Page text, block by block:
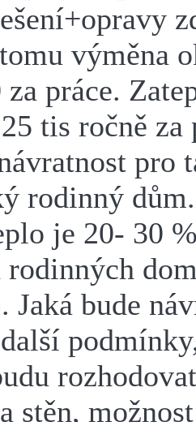
výměna
práce.
tis ročně za
pro
rodinný
je 20- 30
rodinných
Jaká bude
stěn,